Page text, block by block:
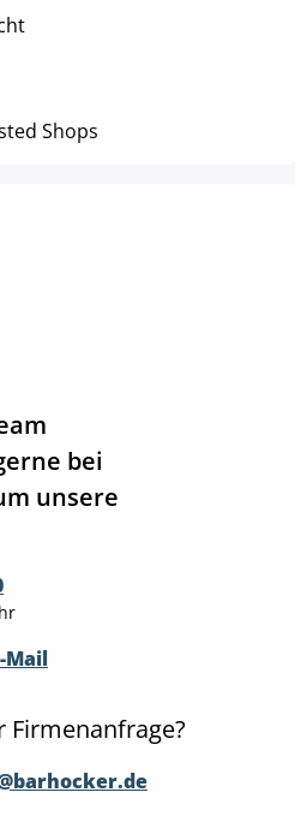
Shops
bei
unsere
Mail
Firmenanfrage?